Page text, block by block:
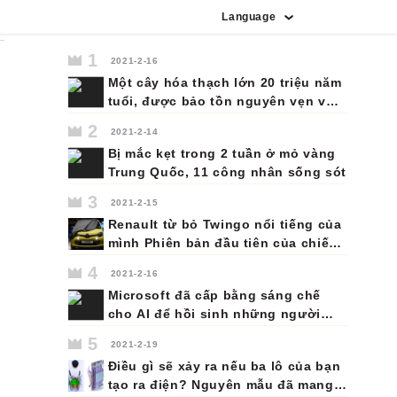
Language
1 2021-2-16
Một cây hóa thạch lớn 20 triệu năm
tuổi, được bảo tồn nguyên vẹn với
trên đảo Lesvos của Hy Lạp.
2 2021-2-14
Bị mắc kẹt trong 2 tuần ở mỏ vàng
Trung Quốc, 11 công nhân sống sót
3 2021-2-15
Renault từ bỏ Twingo nổi tiếng của
mình Phiên bản đầu tiên của chiếc
được ra mắt thành công vào năm
1992. Thế hệ thứ ba hiện đang có
mặt trên thị trường sẽ là thế hệ
4 2021-2-16
Microsoft đã cấp bằng sáng chế
cho AI để hồi sinh những người
dạng chatbot
5 2021-2-19
Điều gì sẽ xảy ra nếu ba lô của bạn
tạo ra điện? Nguyên mẫu đã mang